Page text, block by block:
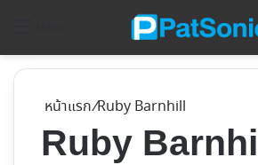
หน้าแรก/Ruby Barnhill
Ruby Barnhill